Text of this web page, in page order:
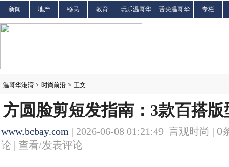
新闻 地产 移民 教育 玩乐温哥华 舌尖温哥华 专栏
温哥华港湾 > 时尚前沿 > 正文
方圆脸剪短发指南：3款百搭
www.bcbay.com | 2026-06-08 01:21:49 言观时尚 | 0
论 | 查看/发表评论